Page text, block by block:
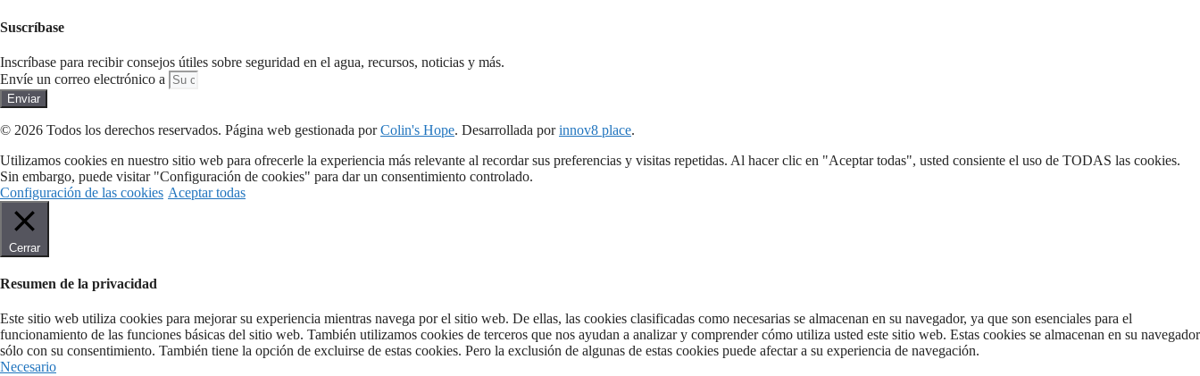
Suscríbase
Inscríbase para recibir consejos útiles sobre seguridad en el agua, recursos, noticias y más.
Envíe un correo electrónico a
Enviar
© 2026 Todos los derechos reservados​. Página web gestionada porColin's Hope. Desarrollada porinnov8 place.
Utilizamos cookies en nuestro sitio web para ofrecerle la experiencia más relevante al recordar sus preferencias y visitas repetidas. Al hacer clic en "Aceptar todas", usted consiente el uso de TODAS las cookies.
Sin embargo, puede visitar "Configuración de cookies" para dar un consentimiento controlado.
Configuración de las cookies Aceptar todas
Cerrar
Resumen de la privacidad
Este sitio web utiliza cookies para mejorar su experiencia mientras navega por el sitio web. De ellas, las cookies clasificadas como necesarias se almacenan en su navegador, ya que son esenciales para el
funcionamiento de las funciones básicas del sitio web. También utilizamos cookies de terceros que nos ayudan a analizar y comprender cómo utiliza usted este sitio web. Estas cookies se almacenan en su navegador
sólo con su consentimiento. También tiene la opción de excluirse de estas cookies. Pero la exclusión de algunas de estas cookies puede afectar a su experiencia de navegación.
Necesario